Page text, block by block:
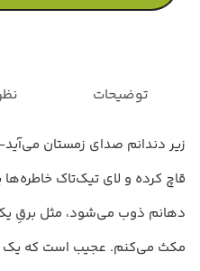
توضیحات
زیر دندانم صدای زمستان
قاچ کرده و لای تیک‌تاک
دهانم ذوب می‌شود، مثل برقِ یک
مکث می‌کنم. عجیب است که